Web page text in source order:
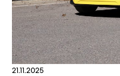
21.11.2025